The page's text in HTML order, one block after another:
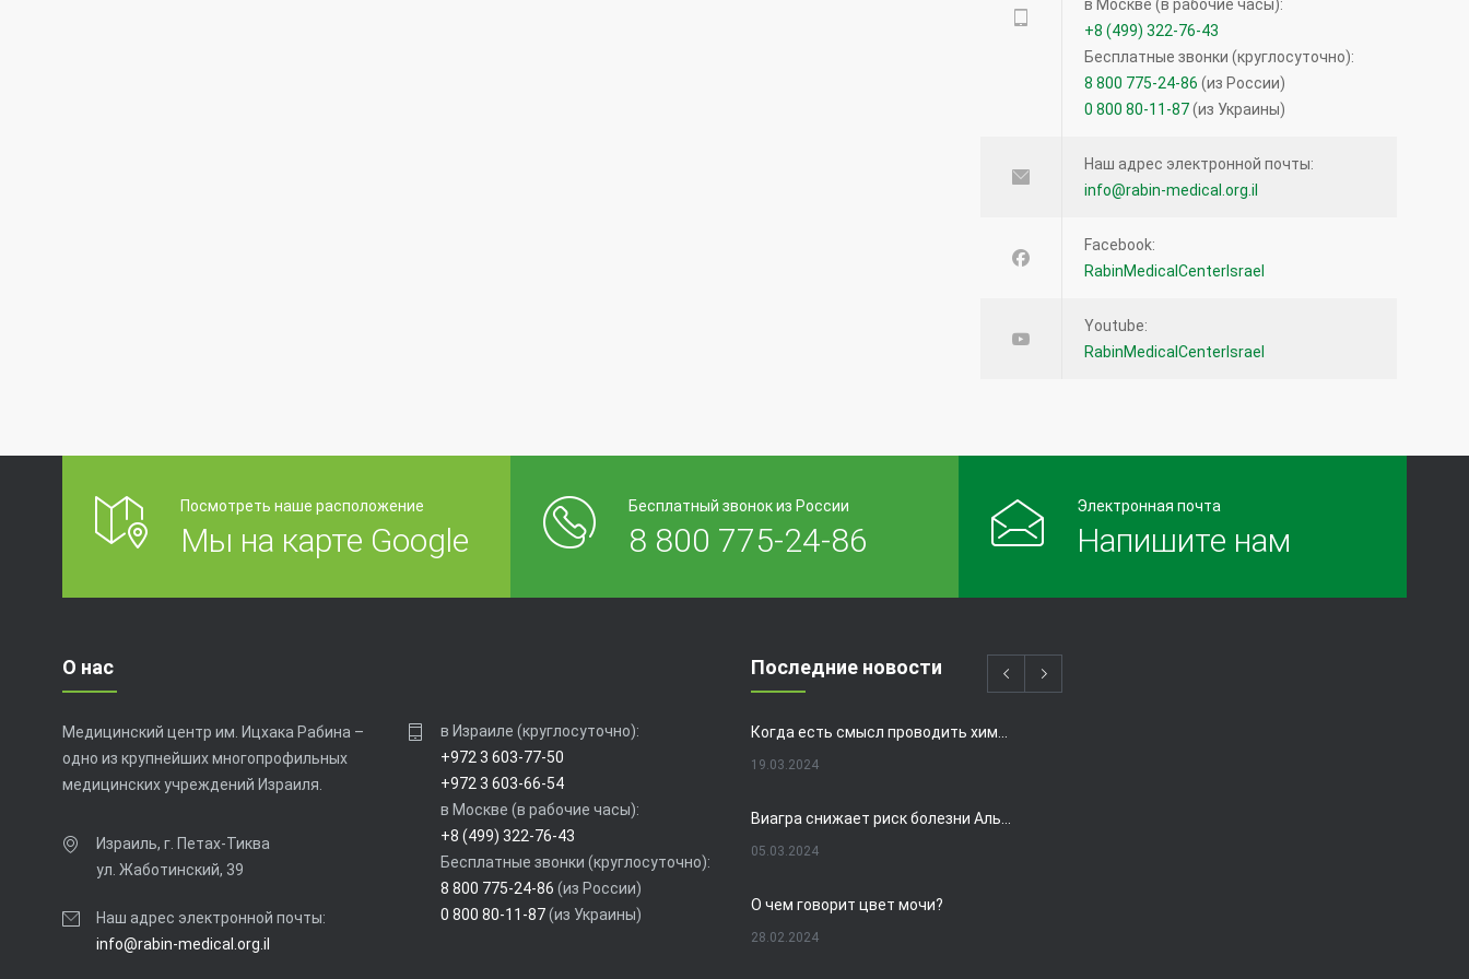
Прием кроверазжижающих препаратов
возможен и перед операцией — новое
исследование
Лимфома кожи: что нужно знать?
Что такое виртуальная колоноскопия?
Несколько фактов о Кейтруде и
лечении рака
в Москве (в рабочие часы):
+8 (499) 322-76-43
Бесплатные звонки (круглосуточно):
8 800 775-24-86 (из России)
0 800 80-11-87(из Украины)
Наш адрес электронной почты:
info@rabin-medical.org.il
Facebook:
RabinMedicalCenterIsrael
Youtube:
RabinMedicalCenterIsrael
Посмотреть наше расположение
Мы на карте Google
Бесплатный звонок из России
8 800 775-24-86
Электронная почта
Напишите нам
О нас
Медицинский центр им. Ицхака Рабина –
одно из крупнейших многопрофильных
медицинских учреждений Израиля.
Израиль, г. Петах-Тиква
ул. Жаботинский, 39
Наш адрес электронной почты:
info@rabin-medical.org.il
в Израиле (круглосуточно):
+972 3 603-77-50
+972 3 603-66-54
в Москве (в рабочие часы):
+8 (499) 322-76-43
Бесплатные звонки (круглосуточно):
8 800 775-24-86 (из России)
0 800 80-11-87(из Украины)
Последние новости
Когда есть смысл проводить химиотерапию при раке толстой кишки?
19.03.2024
Виагра снижает риск болезни Альцгеймера. Так ли это?
05.03.2024
О чем говорит цвет мочи?
28.02.2024